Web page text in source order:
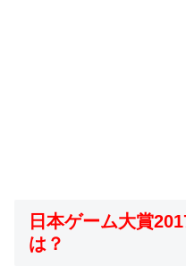
日本ゲーム大賞
は？